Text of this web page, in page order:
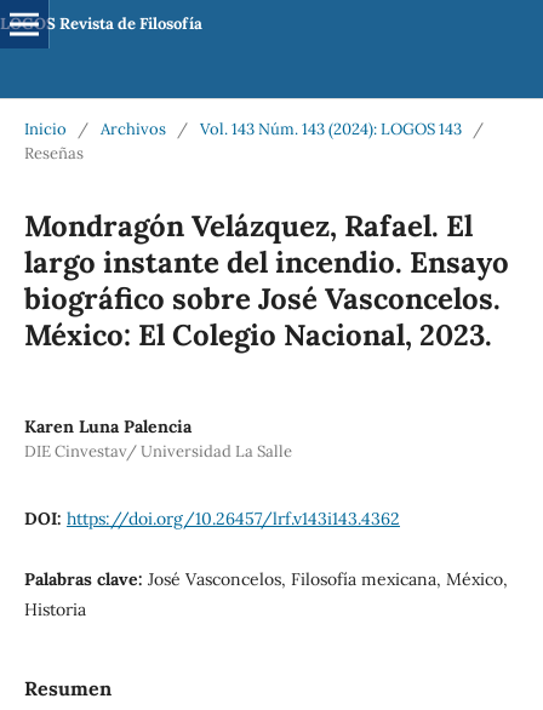
LOGOS Revista de Filosofía
Inicio / Archivos / Vol. 143 Núm. 143 (2024): LOGOS 143
/
Reseñas
Mondragón Velázquez, Rafael. El
largo instante del incendio. Ensayo
biográfico sobre José Vasconcelos.
México: El Colegio Nacional, 2023.
Karen Luna Palencia
DIE Cinvestav/ Universidad La Salle
DOI: https://doi.org/10.26457/lrf.v143i143.4362
Palabras clave: José Vasconcelos, Filosofía mexicana, México,
Historia
Resumen